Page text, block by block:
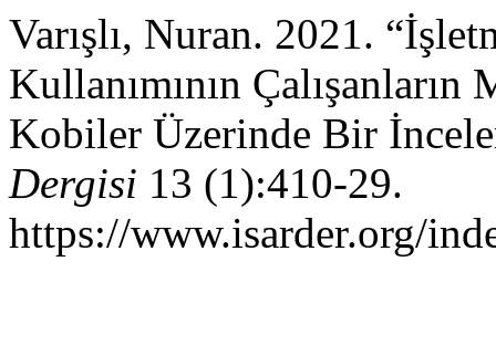
Varışlı, Nuran. 2021.
Kullanımının
Kobiler Üzerinde Bir
Dergisi 13 (1):410-29.
https://www.isarder.org/